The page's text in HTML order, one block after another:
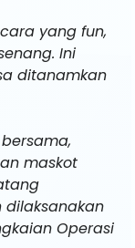
yang fun,
Ini
ditanamkan
maskot
Operasi